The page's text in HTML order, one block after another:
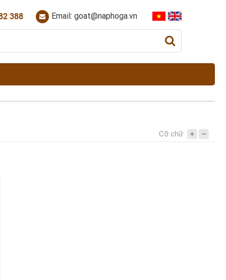
388 Email: goat@naphoga.vn
Cỡ chữ